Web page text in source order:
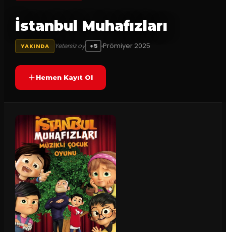
İstanbul Muhafızları
YAKINDA Yetersiz oy +5 Prömiyer2025
Hemen Kayıt Ol